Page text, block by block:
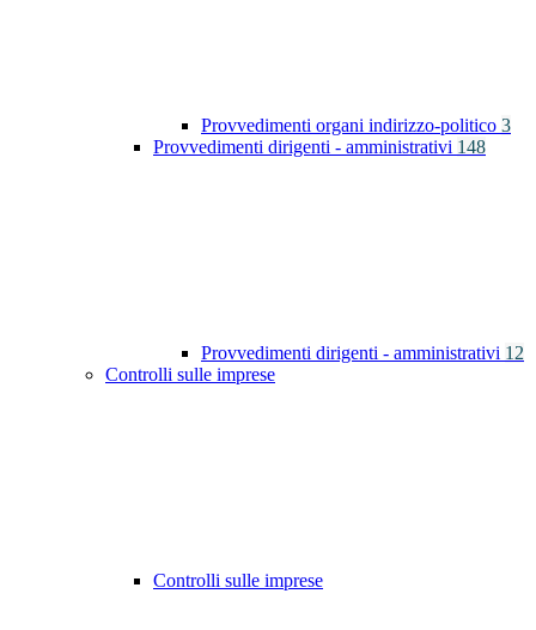
Provvedimenti organi indirizzo-politico 3
Provvedimenti dirigenti - amministrativi 148
Provvedimenti dirigenti - amministrativi 12
Controlli sulle imprese
Controlli sulle imprese